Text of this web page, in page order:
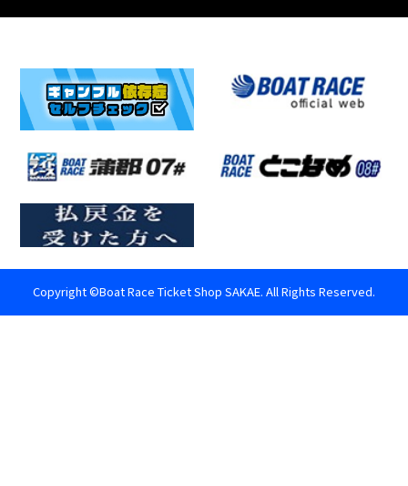
Copyright ©Boat Race Ticket Shop SAKAE. All Rights Reserved.